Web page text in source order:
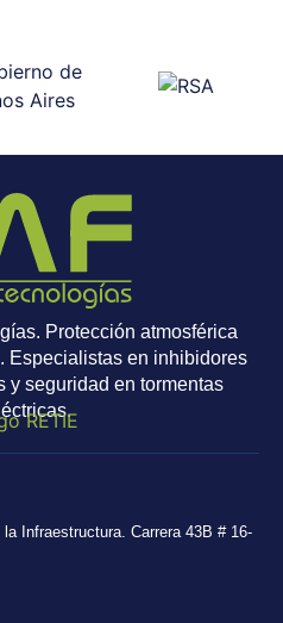
Protección atmosférica
Especialistas en inhibidores
y seguridad en tormentas
Infraestructura. Carrera 43B # 16-